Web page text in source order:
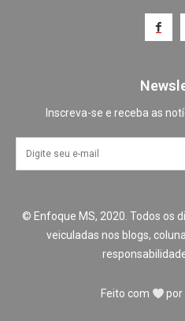
Inscreva-se e receba as
© Enfoque MS, 2020. Todos os
veiculadas nos blogs,
Feito com por